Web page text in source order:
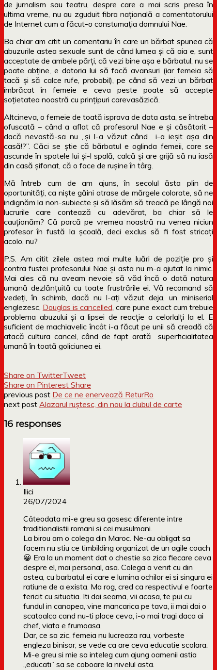
de jurnalism sau teatru, despre care a mai scris presa în
ultima vreme, nu au zguduit fibra națională a comentatorului
de Internet cum a făcut-o constumația domnului Nae.
Ba chiar am citit un comentariu în care un bărbat spunea că
abuzurile astea sexuale sunt de când lumea și că aia e, sunt
acceptate de ambele părți, că vezi bine așa e bărbatul, nu se
poate abține, e datoria lui să facă avansuri (iar femeia să
tacă și să calce rufe, probabil), pe când să vezi un bărbat
îmbrăcat în femeie e ceva peste poate să accepte
soțietatea noastră cu prințipuri carevasăzică.
Altcineva, o femeie de toată isprava de data asta, se întreba
ofuscată – când a aflat că profesorul Nae e și căsătorit –
dacă nevastă-sa nu „și l-a văzut când i-a ieșit așa din
casă!?”. Căci se știe că bărbatul e oglinda femeii, care se
ascunde în spatele lui și-l spală, calcă și are grijă să nu iasă
din casă șifonat, că o face de rușine în târg.
Mă întreb cum de am ajuns, în secolul ăsta plin de
oportunități, ca niște găini atrase de mărgele colorate, să ne
indignăm la non-subiecte și să lăsăm să treacă pe lângă noi
lucrurile care contează cu adevărat, ba chiar să le
cauționăm? Că parcă pe vremea noastră nu venea niciun
profesor în fustă la școală, deci exclus să fi fost stricați
acolo, nu?
P.S. Am citit zilele astea mai multe luări de poziție pro și
contra fustei profesorului Nae și asta nu m-a ajutat la nimic.
Mai ales că nu aveam nevoie să văd încă o dată natura
umană dezlănțuită cu toate frustrările ei. Vă recomand să
vedeți, în schimb, dacă nu l-ați văzut deja, un miniserial
englezesc, Douglas is cancelled , care pune exact cum trebuie
problema abuzului și a lipsei de reacție a celorlalți la el. E
suficient de machiavelic încât i-a făcut pe unii să creadă că
atacă cultura cancel, când de fapt arată superficialitatea
umană în toată goliciunea ei.
Share on TwitterTweet
Share on Pinterest Share
previous post De ce ne enervează ReturRo
next post Alazarul ruștesc, din nou la clubul de carte
16 responses
Ilici
26/07/2024
Câteodata mi-e greu sa gasesc diferente intre
traditionalistii romani si cei musulmani.
La birou am o colega din Maroc. Ne-au obligat sa
facem nu stiu ce timbilding organizat de un agile coach
😀 Era la un moment dat o chestie sa zica fiecare ceva
despre el, mai personal, asa. Colega a venit cu din
astea, cu barbatul ei care e lumina ochilor ei si singura ei
ratiune de a exista. Ma rog, cred ca respectivul e foarte
fericit cu situatia. Iti dai seama, vii acasa, te pui cu
fundul in canapea, vine mancarica pe tava, ii mai dai o
scatoalca cand nu-ti place ceva, i-o mai tragi daca ai
chef, viata e frumoasa.
Dar, ce sa zic, femeia nu lucreaza rau, vorbeste
engleza binisor, se vede ca are ceva educatie scolara.
Mi-e greu si mie sa inteleg cum ajung oamenii astia
„educati” sa se coboare la nivelul asta.